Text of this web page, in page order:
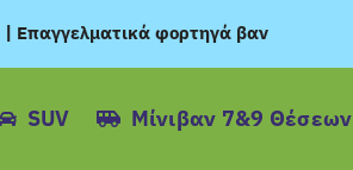
| Επαγγελματικά φορτηγά βαν
SUV Μίνιβαν 7&9 Θέσεων